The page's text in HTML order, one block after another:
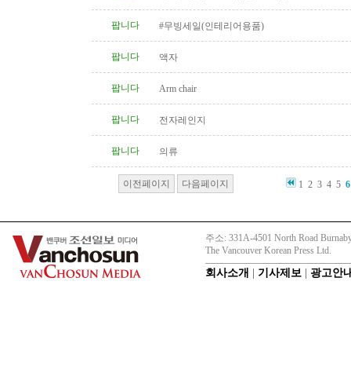
팝니다 #무빙세일(인테리어용품)
팝니다 액자
팝니다 Arm chair
팝니다 전자레인지
팝니다 의류
이전페이지 다음페이지 1 2 3 4 5 6
주소: 331A-4501 North Road
The Vancouver Korean Press Ltd.
회사소개 기사제보 광고안